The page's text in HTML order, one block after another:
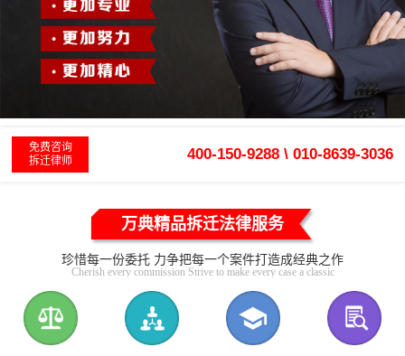
免费咨询
拆迁律师
400-150-9288 \ 010-8639-3036
万典精品拆迁法律服务
珍惜每一份委托 力争把每一个案件打造成经典之作
Cherish every commission Strive to make every case a classic